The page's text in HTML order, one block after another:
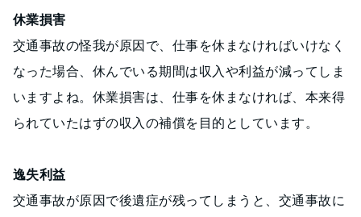
休業損害
交通事故の怪我が原因で、仕事を休まなければいけなく
なった場合、休んでいる期間は収入や利益が減ってしま
いますよね。休業損害は、仕事を休まなければ、本来得
られていたはずの収入の補償を目的としています。
逸失利益
交通事故が原因で後遺症が残ってしまうと、交通事故に